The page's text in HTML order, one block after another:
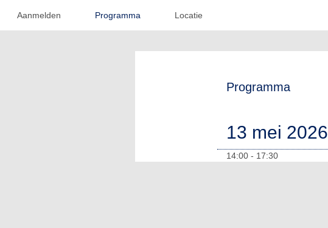
Aanmelden Programma Locatie
Programma
13 mei 2026
14:00 - 17:30